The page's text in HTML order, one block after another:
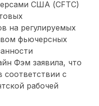
США (CFTC)
на регулируемых
фьючерсных
Фэм заявила, что
соответствии с
рабочей